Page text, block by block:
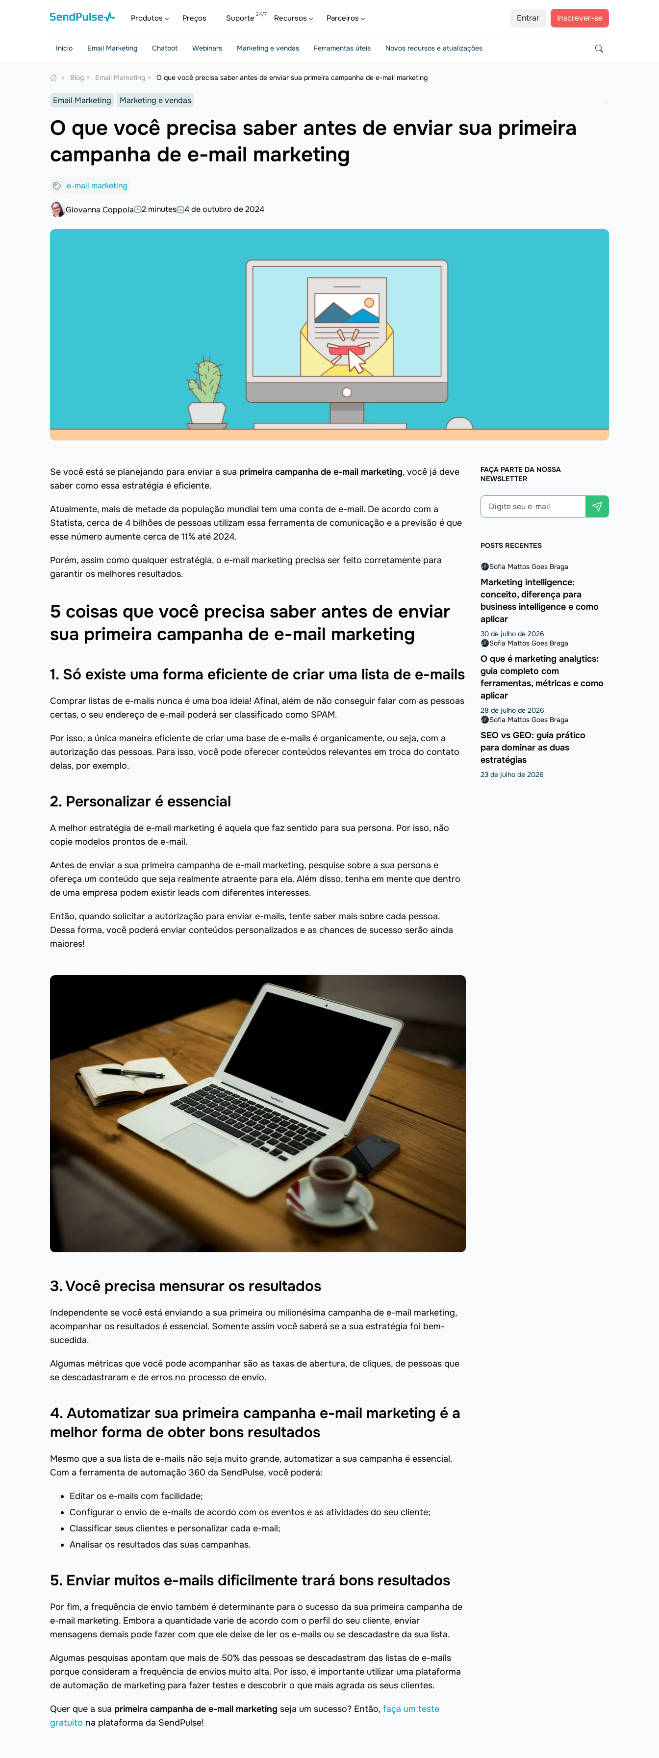
Entrar Inscrever-se
Produtos Preços Suporte Recursos Parceiros
Início Email Marketing Chatbot Webinars Marketing e vendas Ferramentas úteis Novos recursos e atualizações
Blog Email Marketing O que você precisa saber antes de enviar sua primeira campanha de e-mail marketing
Email Marketing Marketing e vendas
O que você precisa saber antes de enviar sua primeira
campanha de e-mail marketing
e-mail marketing
Giovanna Coppola 2 minutes 4 de outubro de 2024
Se você está se planejando para enviar a sua primeira campanha de e-mail marketing, você já deve
saber como essa estratégia é eficiente.
Atualmente, mais de metade da população mundial tem uma conta de e-mail. De acordo com a
Statista, cerca de 4 bilhões de pessoas utilizam essa ferramenta de comunicação e a previsão é que
esse número aumente cerca de 11% até 2024.
Porém, assim como qualquer estratégia, o e-mail marketing precisa ser feito corretamente para
garantir os melhores resultados.
5 coisas que você precisa saber antes de enviar
sua primeira campanha de e-mail marketing
1. Só existe uma forma eficiente de criar uma lista de e-mails
Comprar listas de e-mails nunca é uma boa ideia! Afinal, além de não conseguir falar com as pessoas
certas, o seu endereço de e-mail poderá ser classificado como SPAM.
Por isso, a única maneira eficiente de criar uma base de e-mails é organicamente, ou seja, com a
autorização das pessoas. Para isso, você pode oferecer conteúdos relevantes em troca do contato
delas, por exemplo.
2. Personalizar é essencial
A melhor estratégia de e-mail marketing é aquela que faz sentido para sua persona. Por isso, não
copie modelos prontos de e-mail.
Antes de enviar a sua primeira campanha de e-mail marketing, pesquise sobre a sua persona e
ofereça um conteúdo que seja realmente atraente para ela. Além disso, tenha em mente que dentro
de uma empresa podem existir leads com diferentes interesses.
Então, quando solicitar a autorização para enviar e-mails, tente saber mais sobre cada pessoa.
Dessa forma, você poderá enviar conteúdos personalizados e as chances de sucesso serão ainda
maiores!
3. Você precisa mensurar os resultados
Independente se você está enviando a sua primeira ou milionésima campanha de e-mail marketing,
acompanhar os resultados é essencial. Somente assim você saberá se a sua estratégia foi bem-
sucedida.
Algumas métricas que você pode acompanhar são as taxas de abertura, de cliques, de pessoas que
se descadastraram e de erros no processo de envio.
4. Automatizar sua primeira campanha e-mail marketing é a
melhor forma de obter bons resultados
Mesmo que a sua lista de e-mails não seja muito grande, automatizar a sua campanha é essencial.
Com a ferramenta de automação 360 da SendPulse, você poderá:
Editar os e-mails com facilidade;
Configurar o envio de e-mails de acordo com os eventos e as atividades do seu cliente;
Classificar seus clientes e personalizar cada e-mail;
Analisar os resultados das suas campanhas.
5. Enviar muitos e-mails dificilmente trará bons resultados
Por fim, a frequência de envio também é determinante para o sucesso da sua primeira campanha de
e-mail marketing. Embora a quantidade varie de acordo com o perfil do seu cliente, enviar
mensagens demais pode fazer com que ele deixe de ler os e-mails ou se descadastre da sua lista.
Algumas pesquisas apontam que mais de 50% das pessoas se descadastram das listas de e-mails
porque consideram a frequência de envios muito alta. Por isso, é importante utilizar uma plataforma
de automação de marketing para fazer testes e descobrir o que mais agrada os seus clientes.
Quer que a sua primeira campanha de e-mail marketing seja um sucesso? Então, faça um teste
gratuito na plataforma da SendPulse!
FAÇA PARTE DA NOSSA
NEWSLETTER
POSTS RECENTES
Sofia Mattos Goes Braga
Marketing intelligence:
conceito, diferença para
business intelligence e como
aplicar
30 de julho de 2026
Sofia Mattos Goes Braga
O que é marketing analytics:
guia completo com
ferramentas, métricas e como
aplicar
28 de julho de 2026
Sofia Mattos Goes Braga
SEO vs GEO: guia prático
para dominar as duas
estratégias
23 de julho de 2026